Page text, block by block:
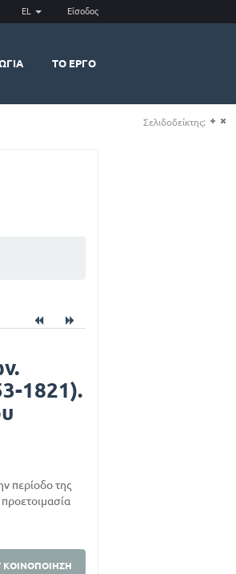
EL Είσοδος
ΤΟ ΈΡΓΟ
1821).
περίοδο της
ΚΟΙΝΟΠΟΊΗΣΗ
Σελιδοδείκτης: